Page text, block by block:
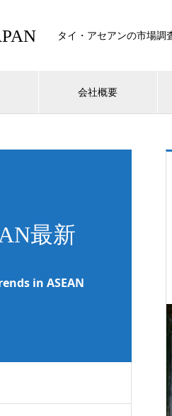
タイ・アセアンの市場調
会社概要
最新
in ASEAN